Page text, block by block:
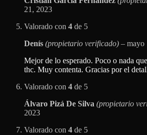
21, 2023
Valorado con 4 de 5
Denís (propietario verificado) – mayo
Mejor de lo esperado. Poco o nada
thc. Muy contenta. Gracias por el
Valorado con 4 de 5
Álvaro Pizá De Silva (propietario
2023
Valorado con 4 de 5